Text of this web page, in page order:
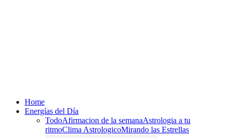
Home
Energías del Día
TodoAfirmacion de la semanaAstrologia a tu
ritmoClima AstrologicoMirando las Estrellas